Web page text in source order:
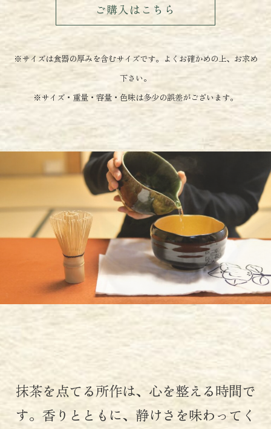
ご購入はこちら
※サイズは食器の厚みを含むサイズです。よくお確かめの上、お求め
下さい。
※サイズ・重量・容量・色味は多少の誤差がございます。
抹茶を点てる所作は、心を整える時間で
す。 香りとともに、静けさを味わってく